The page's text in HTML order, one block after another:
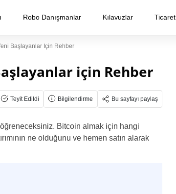
Robo Danışmanlar Kılavuzlar Ticaret
Başlayanlar Için Rehber
için Rehber
Teyit Edildi Bilgilendirme Bu sayfayı paylaş
Bitcoin almak için hangi
ne olduğunu ve hemen satın alarak